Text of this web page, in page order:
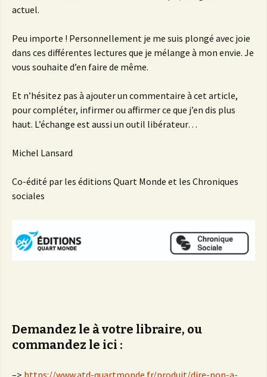
actuel.
Peu importe ! Personnellement je me suis plongé avec joie
dans ces différentes lectures que je mélange à mon envie. Je
vous souhaite d’en faire de même.
Et n’hésitez pas à ajouter un commentaire à cet article,
pour compléter, infirmer ou affirmer ce que j’en dis plus
haut. L’échange est aussi un outil libérateur…
Michel Lansard
Co-édité par les éditions Quart Monde et les Chroniques
sociales
Demandez le à votre libraire, ou
commandez le ici :
–> https://www.atd-quartmonde.fr/produit/dire-non-a-